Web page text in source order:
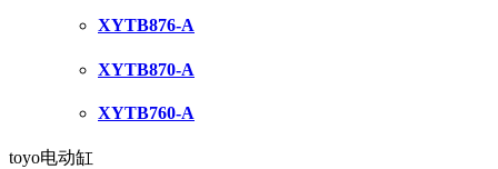
XYTB876-A
XYTB870-A
XYTB760-A
toyo电动缸